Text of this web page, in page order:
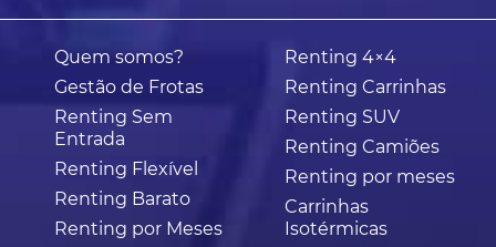
Quem somos?
Gestão de Frotas
Renting Sem
Entrada
Renting Flexível
Renting Barato
Renting por Meses
Renting 4×4
Renting Carrinhas
Renting SUV
Renting Camiões
Renting por meses
Carrinhas
Isotérmicas